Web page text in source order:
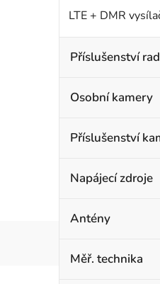
LTE + DMR
Příslušenství
Osobní kamery
Příslušenství
Napájecí zdroje
Antény
Měř. technika